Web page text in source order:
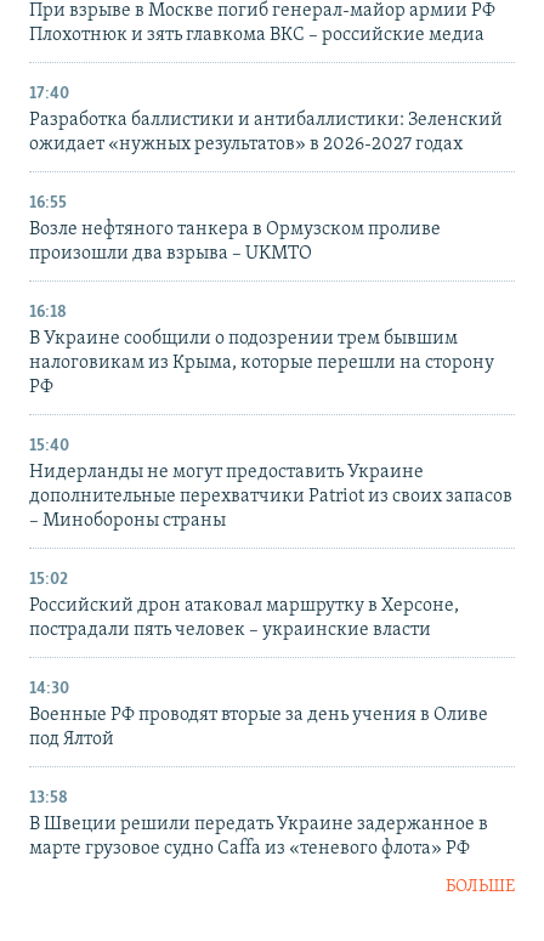
При взрыве в Москве погиб генерал-майор армии РФ
Плохотнюк и зять главкома ВКС – российские медиа
17:40
Разработка баллистики и антибаллистики: Зеленский
ожидает «нужных результатов» в 2026-2027 годах
16:55
Возле нефтяного танкера в Ормузском проливе
произошли два взрыва – UKMTO
16:18
В Украине сообщили о подозрении трем бывшим
налоговикам из Крыма, которые перешли на сторону
РФ
15:40
Нидерланды не могут предоставить Украине
дополнительные перехватчики Patriot из своих запасов
– Минобороны страны
15:02
Российский дрон атаковал маршрутку в Херсоне,
пострадали пять человек – украинские власти
14:30
Военные РФ проводят вторые за день учения в Оливе
под Ялтой
13:58
В Швеции решили передать Украине задержанное в
марте грузовое судно Caffa из «теневого флота» РФ
БОЛЬШЕ